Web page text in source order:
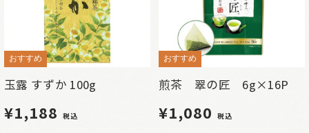
おすすめ
玉露 すずか 100g
¥1,188 税込
おすすめ
煎茶 翠の匠 6g×16P
¥1,080 税込